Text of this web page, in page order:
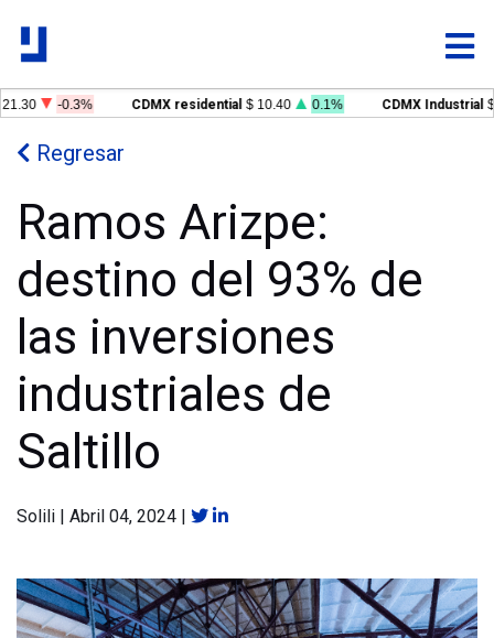
-0.3% CDMX residential $ 10.40 0.1% CDMX Industrial $
Regresar
Ramos Arizpe:
destino del 93% de
las inversiones
industriales de
Saltillo
Solili | Abril 04, 2024 |